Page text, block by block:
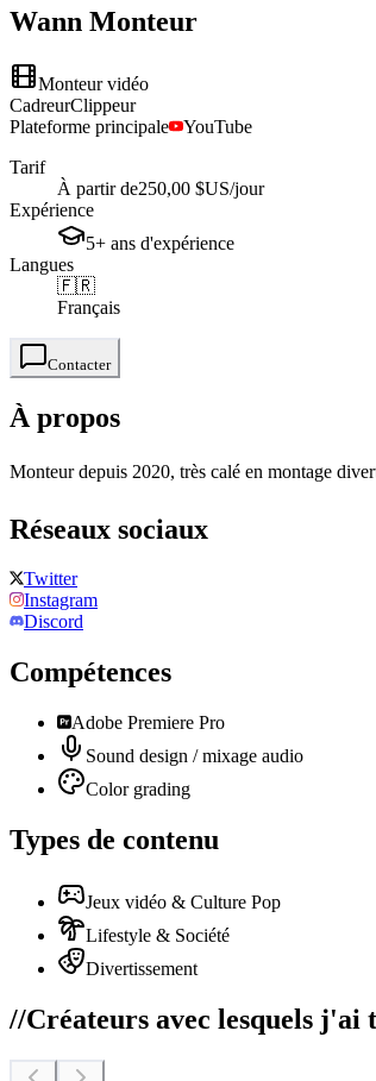
Wann Monteur
Monteur vidéo
CadreurClippeur
Plateforme principale
YouTube
Tarif
À partir de250,00 $US/jour
Expérience
5+ ans d'expérience
Langues
🇫🇷
Français
Contacter
À propos
Monteur depuis 2020, très calé en montage
Réseaux sociaux
Twitter
Instagram
Discord
Compétences
Adobe Premiere Pro
Sound design / mixage audio
Color grading
Types de contenu
Jeux vidéo & Culture Pop
Lifestyle & Société
Divertissement
//Créateurs avec lesquels j'ai